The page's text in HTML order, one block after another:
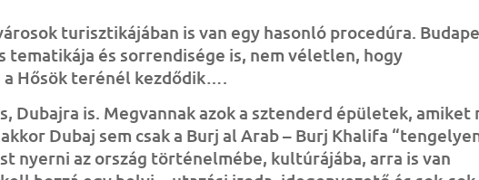
turisztikájában is van egy hasonló procedúra.
tematikája és sorrendisége is, nem véletlen, hogy
a Hősök terénél kezdődik….
Dubajra is. Megvannak azok a sztenderd épületek, amiket
Dubaj sem csak a Burj al Arab – Burj Khalifa
nyerni az ország történelmébe, kultúrájába, arra is van